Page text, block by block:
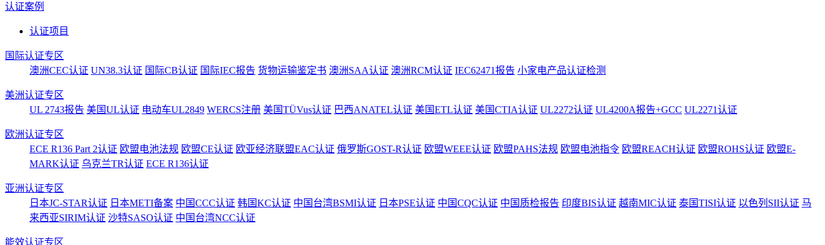
认证案例
认证项目
国际认证专区
澳洲CEC认证 UN38.3认证 国际CB认证 国际IEC报告 货物运输鉴定书 澳洲SAA认证 澳洲RCM认证 IEC62471报告 小家电产品认证检测
美洲认证专区
UL 2743报告 美国UL认证 电动车UL2849 WERCS注册 美国TÜVus认证 巴西ANATEL认证 美国ETL认证 美国CTIA认证 UL2272认证 UL4200A报告+GCC UL2271认证
欧洲认证专区
ECE R136 Part 2认证 欧盟电池法规 欧盟CE认证 欧亚经济联盟EAC认证 俄罗斯GOST-R认证 欧盟WEEE认证 欧盟PAHS法规 欧盟电池指令 欧盟REACH认证 欧盟ROHS认证 欧盟E-
MARK认证 乌克兰TR认证 ECE R136认证
亚洲认证专区
日本JC-STAR认证 日本METI备案 中国CCC认证 韩国KC认证 中国台湾BSMI认证 日本PSE认证 中国CQC认证 中国质检报告 印度BIS认证 越南MIC认证 泰国TISI认证 以色列SII认证 马
来西亚SIRIM认证 沙特SASO认证 中国台湾NCC认证
能效认证专区